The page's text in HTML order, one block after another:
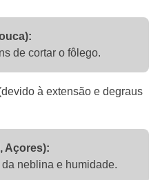
de cortar o fôlego.
à extensão e degraus
Açores):
neblina e humidade.